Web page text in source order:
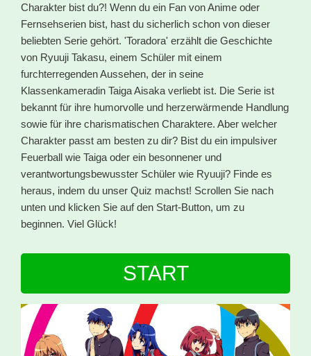
Charakter bist du?! Wenn du ein Fan von Anime oder
Fernsehserien bist, hast du sicherlich schon von dieser
beliebten Serie gehört. 'Toradora' erzählt die Geschichte
von Ryuuji Takasu, einem Schüler mit einem
furchterregenden Aussehen, der in seine
Klassenkameradin Taiga Aisaka verliebt ist. Die Serie ist
bekannt für ihre humorvolle und herzerwärmende Handlung
sowie für ihre charismatischen Charaktere. Aber welcher
Charakter passt am besten zu dir? Bist du ein impulsiver
Feuerball wie Taiga oder ein besonnener und
verantwortungsbewusster Schüler wie Ryuuji? Finde es
heraus, indem du unser Quiz machst! Scrollen Sie nach
unten und klicken Sie auf den Start-Button, um zu
beginnen. Viel Glück!
START